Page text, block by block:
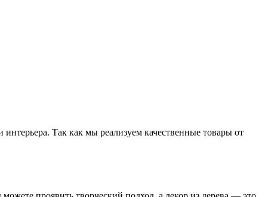
Так как мы реализуем качественные товары от